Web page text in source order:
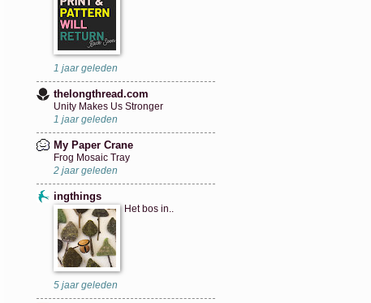
1 jaar geleden
thelongthread.com
Unity Makes Us Stronger
1 jaar geleden
My Paper Crane
Frog Mosaic Tray
2 jaar geleden
ingthings
Het bos in..
5 jaar geleden